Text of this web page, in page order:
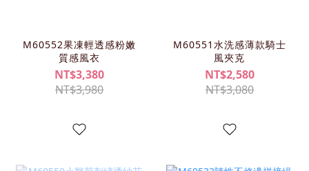
M60552果凍輕透感粉嫩
質感風衣
NT$3,380
NT$3,980
M60551水洗感薄款騎士
風夾克
NT$2,580
NT$3,080